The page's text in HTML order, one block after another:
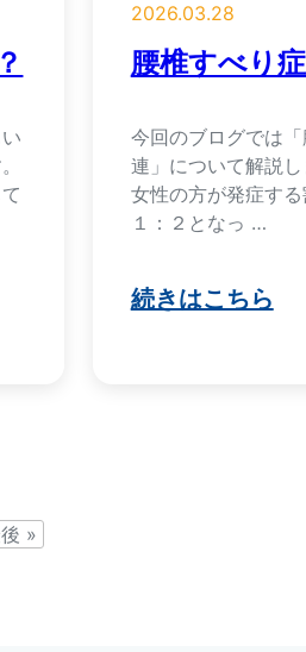
2026.03.28
腰椎すべり
今回のブログでは
連」について解説
女性の方が発症す
１：２となっ …
続きはこちら
»